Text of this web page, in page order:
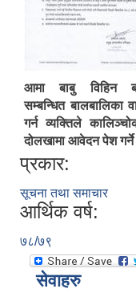
आमा बाबु विहिन
सम्बन्धित बालबालिका
गर्न व्यक्तिले
दोलखामा आवेदन पेश
प्रकार:
सूचना तथा समाचार
आर्थिक वर्ष:
७८/७९
सेवाहरु